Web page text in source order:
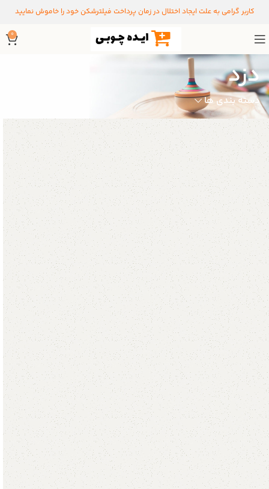
کاربر گرامی به علت ایجاد اختلال در زمان پرداخت فیلترشکن خود را خاموش نمایید
0
دزد
دسته بندی ها